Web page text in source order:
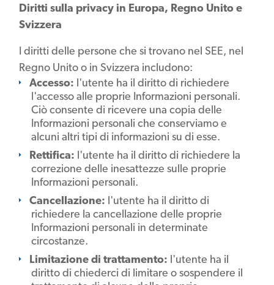
Diritti sulla privacy in Europa, Regno Unito e
Svizzera
I diritti delle persone che si trovano nel SEE, nel
Regno Unito o in Svizzera includono:
Accesso: l'utente ha il diritto di richiedere
l'accesso alle proprie Informazioni personali.
Ciò consente di ricevere una copia delle
Informazioni personali che conserviamo e
alcuni altri tipi di informazioni su di esse.
Rettifica: l'utente ha il diritto di richiedere la
correzione delle inesattezze sulle proprie
Informazioni personali.
Cancellazione: l'utente ha il diritto di
richiedere la cancellazione delle proprie
Informazioni personali in determinate
circostanze.
Limitazione di trattamento: l'utente ha il
diritto di chiederci di limitare o sospendere il